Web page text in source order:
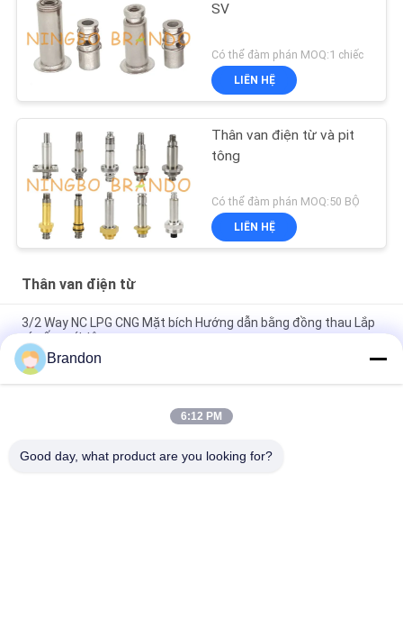
SV
Có thể đàm phán MOQ:1 chiếc
LIÊN HỆ
Thân van điện từ và pit
tông
Có thể đàm phán MOQ:50 BỘ
LIÊN HỆ
Thân van điện từ
3/2 Way NC LPG CNG Mặt bích Hướng dẫn bằng đồng thau Lắp
ráp ống pít tông
CNOMO Size 30 3/2 Way Brass Plunger Thân van điện từ lõi
sắt
Thông tư Seat Solenoid gốc hình trụ lõi di chuyển cho thiết bị
Brandon
6:12 PM
Good day, what product are you looking for?